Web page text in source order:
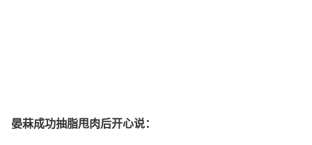
晏菻成功抽脂甩肉后开心说：